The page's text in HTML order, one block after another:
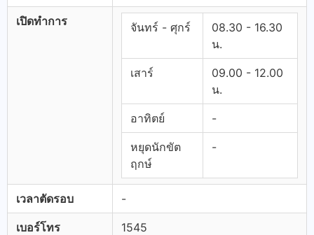
เปิดทำการ จันทร์ - ศุกร์
08.30 - 16.30
น.
เสาร์
09.00 - 12.00
น.
อาทิตย์ -
หยุดนักขัต
ฤกษ์
-
เวลาตัดรอบ -
เบอร์โทร 1545